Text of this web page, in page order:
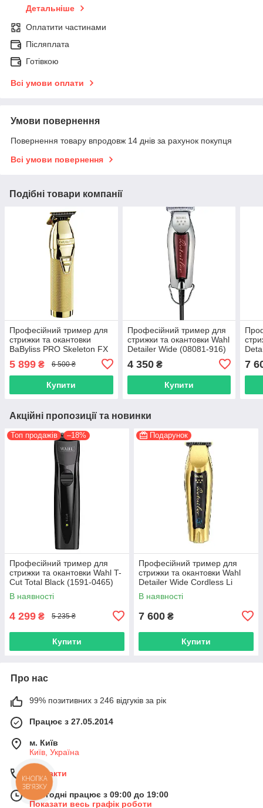
Детальніше
Оплатити частинами
Післяплата
Готівкою
Всі умови оплати
Умови повернення
Повернення товару впродовж 14 днів за рахунок покупця
Всі умови повернення
Подібні товари компанії
Професійний тример для
стрижки та окантовки
BaByliss PRO Skeleton FX
5 899 ₴ 6 500 ₴
Купити
Професійний тример для
стрижки та окантовки Wahl
Detailer Wide (08081-916)
4 350₴
Купити
7
Акційні пропозиції та новинки
Топ продажів –18%
Професійний тример для
стрижки та окантовки Wahl T-
Cut Total Black (1591-0465)
В наявності
4 299 ₴ 5 235 ₴
Купити
Подарунок
Професійний тример для
стрижки та окантовки Wahl
Detailer Wide Cordless Li
Black&Gold (08171-716)
В наявності
7 600 ₴
Купити
Про нас
99% позитивних з 246 відгуків за рік
Працює з 27.05.2014
м. Київ
Київ, Україна
Контакти
Сьогодні працює з 09:00 до 19:00
Показати весь графік роботи
КНОПКА
ЗВ'ЯЗКУ